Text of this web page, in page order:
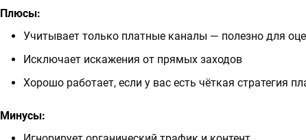
Плюсы:
Учитывает только платные каналы — полезно для
Исключает искажения от прямых заходов
Хорошо работает, если у вас есть чёткая стратегия
Минусы: